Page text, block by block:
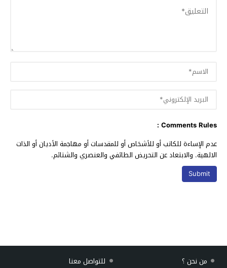
Comments Rules :
عدم الإساءة للكاتب أو للأشخاص أو للمقدسات أو مهاجمة الأديان أو الذات
الالهية. والابتعاد عن التحريض الطائفي والعنصري والشتائم.
من نحن ؟
للتواصل معنا